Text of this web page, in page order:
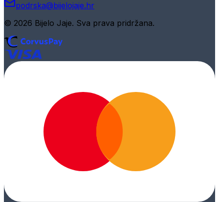
podrska@bijelojaje.hr
© 2026 Bijelo Jaje. Sva prava pridržana.